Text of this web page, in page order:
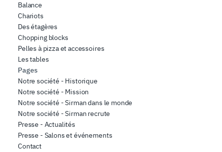
Balance
Chariots
Des étagères
Chopping blocks
Pelles à pizza et accessoires
Les tables
Pages
Notre société - Historique
Notre société - Mission
Notre société - Sirman dans le monde
Notre société - Sirman recrute
Presse - Actualités
Presse - Salons et événements
Contact